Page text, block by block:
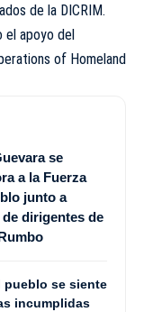
de la DICRIM.
el apoyo del
of Homeland
se
a la Fuerza
junto a
dirigentes de
pueblo se siente
incumplidas